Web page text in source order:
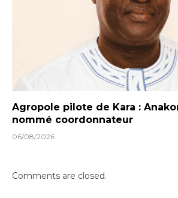
Agropole pilote de Kara :
nommé coordonnateur
06/08/2026
Comments are closed.